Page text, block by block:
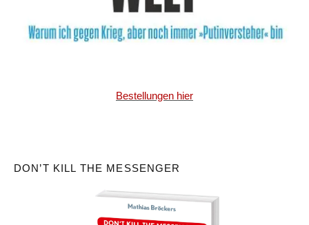
Bestellungen hier
DON’T KILL THE MESSENGER